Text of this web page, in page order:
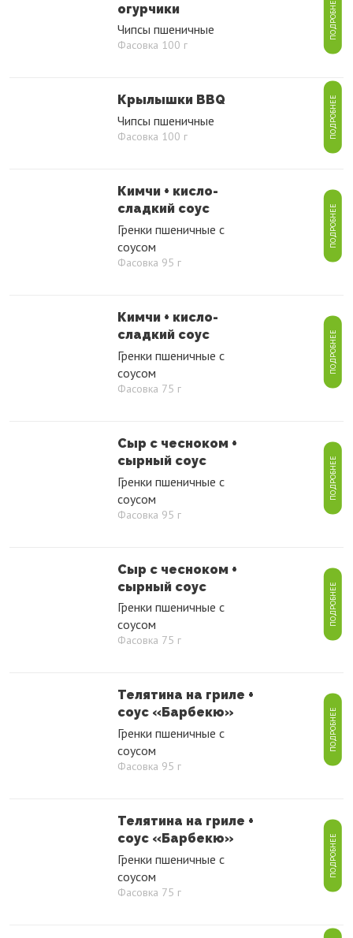
огурчики
Чипсы пшеничные
Фасовка 100 г
ПОДРОБНЕЕ
Крылышки BBQ
Чипсы пшеничные
Фасовка 100 г ПОДРОБНЕЕ
Кимчи + кисло-
сладкий соус
Гренки пшеничные с
соусом
Фасовка 95 г
ПОДРОБНЕЕ
Кимчи + кисло-
сладкий соус
Гренки пшеничные с
соусом
Фасовка 75 г
ПОДРОБНЕЕ
Сыр с чесноком +
сырный соус
Гренки пшеничные с
соусом
Фасовка 95 г
ПОДРОБНЕЕ
Сыр с чесноком +
сырный соус
Гренки пшеничные с
соусом
Фасовка 75 г
ПОДРОБНЕЕ
Телятина на гриле +
соус «Барбекю»
Гренки пшеничные с
соусом
Фасовка 95 г
ПОДРОБНЕЕ
Телятина на гриле +
соус «Барбекю»
Гренки пшеничные с
соусом
Фасовка 75 г
ПОДРОБНЕЕ